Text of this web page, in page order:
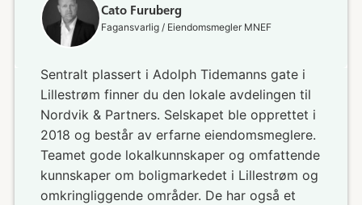
Cato Furuberg
Fagansvarlig / Eiendomsmegler MNEF
Sentralt plassert i Adolph Tidemanns gate i
Lillestrøm finner du den lokale avdelingen til
Nordvik & Partners. Selskapet ble opprettet i
2018 og består av erfarne eiendomsmeglere.
Teamet gode lokalkunnskaper og omfattende
kunnskaper om boligmarkedet i Lillestrøm og
omkringliggende områder. De har også et